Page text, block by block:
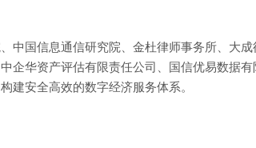
中国信息通信研究院、金杜律师事务所、大成
企华资产评估有限责任公司、国信优易数据有
建安全高效的数字经济服务体系。